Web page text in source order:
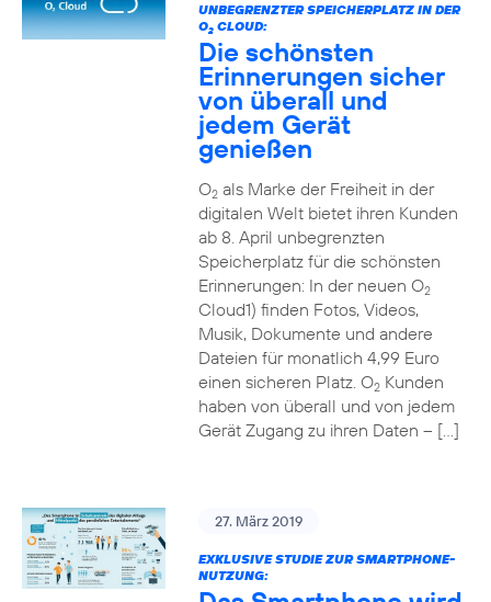
UNBEGRENZTER SPEICHERPLATZ IN DER
O2CLOUD:
Die schönsten
Erinnerungen sicher
von überall und
jedem Gerät
genießen
O2als Marke der Freiheit in der
digitalen Welt bietet ihren Kunden
ab 8. April unbegrenzten
Speicherplatz für die schönsten
Erinnerungen: In der neuen O2
Cloud1) finden Fotos, Videos,
Musik, Dokumente und andere
Dateien für monatlich 4,99 Euro
einen sicheren Platz. O2Kunden
haben von überall und von jedem
Gerät Zugang zu ihren Daten – […]
27. März 2019
EXKLUSIVE STUDIE ZUR SMARTPHONE-
NUTZUNG: